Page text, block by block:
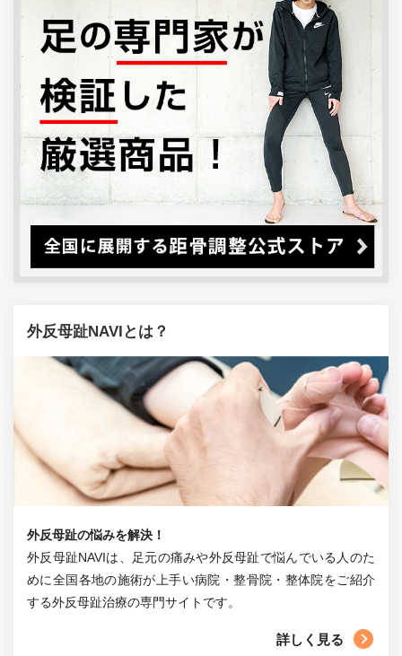
外反母趾NAVIとは？
外反母趾の悩みを解決！
外反母趾NAVIは、足元の痛みや外反母趾で悩んでいる人のた
めに全国各地の施術が上手い病院・整骨院・整体院をご紹介
する外反母趾治療の専門サイトです。
詳しく見る